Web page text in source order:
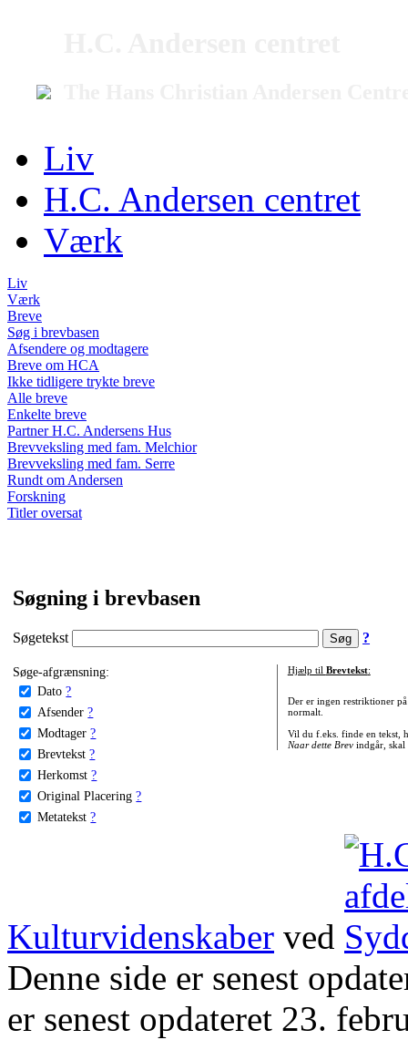
Liv
H.C. Andersen centret
Værk
Liv
Værk
Breve
Søg i brevbasen
Afsendere og modtagere
Breve om HCA
Ikke tidligere trykte breve
Alle breve
Enkelte breve
Partner H.C. Andersens Hus
Brevveksling med fam. Melchior
Brevveksling med fam. Serre
Rundt om Andersen
Forskning
Titler oversat
Søgning i brevbasen
Søgetekst ?
Søge-afgrænsning:
Dato ?
Afsender ?
Modtager ?
Brevtekst ?
Herkomst ?
Original Placering ?
Metatekst ?
Hjælp til Brevtekst:
Der er ingen restriktioner
normalt.
Vil du f.eks. finde en tekst,
Naar dette Brevindgår, skal
Kulturvidenskaber ved
Denne side er senest
er senest opdateret 23.